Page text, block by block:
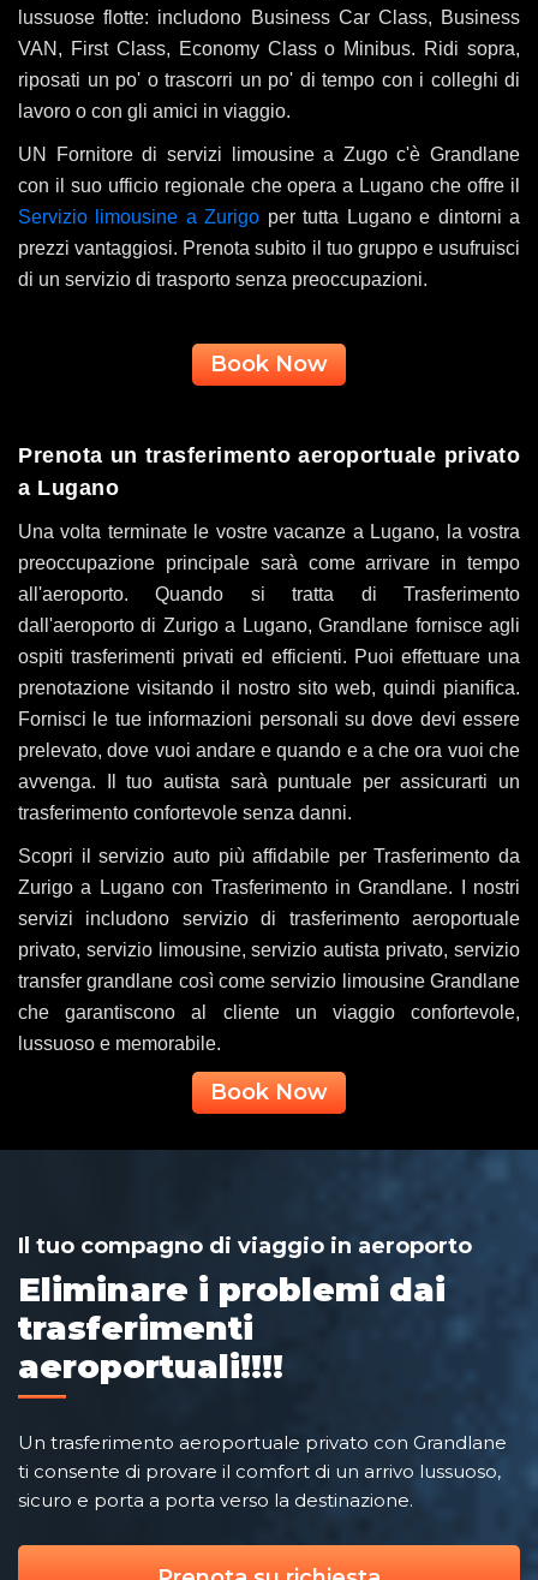
lussuose flotte: includono Business Car Class, Business
VAN, First Class, Economy Class o Minibus. Ridi sopra,
riposati un po' o trascorri un po' di tempo con i colleghi di
lavoro o con gli amici in viaggio.
UN Fornitore di servizi limousine a Zugo c'è Grandlane
con il suo ufficio regionale che opera a Lugano che offre il
Servizio limousine a Zurigo per tutta Lugano e dintorni a
prezzi vantaggiosi. Prenota subito il tuo gruppo e usufruisci
di un servizio di trasporto senza preoccupazioni.
Book Now
Prenota un trasferimento aeroportuale privato
a Lugano
Una volta terminate le vostre vacanze a Lugano, la vostra
preoccupazione principale sarà come arrivare in tempo
all'aeroporto. Quando si tratta di Trasferimento
dall'aeroporto di Zurigo a Lugano, Grandlane fornisce agli
ospiti trasferimenti privati ​​ed efficienti. Puoi effettuare una
prenotazione visitando il nostro sito web, quindi pianifica.
Fornisci le tue informazioni personali su dove devi essere
prelevato, dove vuoi andare e quando e a che ora vuoi che
avvenga. Il tuo autista sarà puntuale per assicurarti un
trasferimento confortevole senza danni.
Scopri il servizio auto più affidabile per Trasferimento da
Zurigo a Lugano con Trasferimento in Grandlane. I nostri
servizi includono servizio di trasferimento aeroportuale
privato, servizio limousine, servizio autista privato, servizio
transfer grandlane così come servizio limousine Grandlane
che garantiscono al cliente un viaggio confortevole,
lussuoso e memorabile.
Book Now
Il tuo compagno di viaggio in aeroporto
Eliminare i problemi dai
trasferimenti
aeroportuali!!!!
Un trasferimento aeroportuale privato con Grandlane
ti consente di provare il comfort di un arrivo lussuoso,
sicuro e porta a porta verso la destinazione.